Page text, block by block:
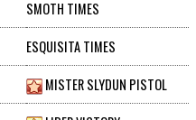
SMOTH TIMES
ESQUISITA TIMES
MISTER SLYDUN PISTOL